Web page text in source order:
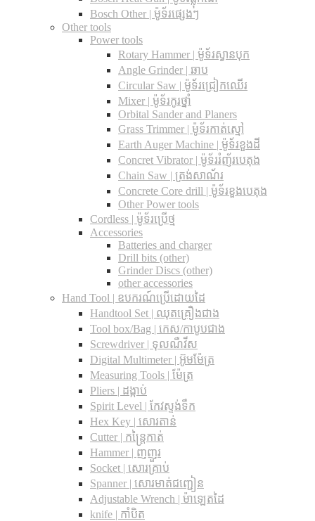
Bosch Other | ម៉ូទ័រផ្សេងៗ
Other tools
Power tools
Rotary Hammer | ម៉ូទ័រស្វានបុក
Angle Grinder | ឆាប
Circular Saw​ | ម៉ូទ័រជ្រៀកឈើរ
Mixer | ម៉ូទ័រកូរថ្នាំ
Orbital Sander and Planers
Grass Trimmer | ម៉ូទ័រកាត់ស្មៅ
Earth Auger Machine | ម៉ូទ័រខួងដី
Concret Vibrator | ម៉ូទ័ររំញ័របេតុង
Chain Saw | ត្រង់សាណ័រ
Concrete Core drill | ម៉ូទ័រខួងបេតុង
Other Power tools
Cordless​ | ម៉ូទ័រប្រើថ្ម
Accessories
Batteries and charger
Drill bits (other)
Grinder Discs (other)
other accessories
Hand Tool | ឧបករណ៍ប្រើដោយដៃ
Handtool Set | ឈុតគ្រឿងជាង
Tool box/Bag | កេស/កាបូបជាង
Screwdriver | ទុលណឺវីស
Digital Multimeter | អ៊ូមម៉ែត្រ
Measuring Tools | ម៉ែត្រ
Pliers | ដង្កាប់
Spirit Level | កែវស្ទង់ទឹក
Hex Key | សោរតាន់
Cutter | កន្រ្តៃកាត់
Hammer | ញញួរ
Socket | សោរគ្រាប់
Spanner |​ សោរមាត់ជញ្ជៀន
Adjustable Wrench |​ ម៉ាឡេតដៃ
knife | កាំបិត